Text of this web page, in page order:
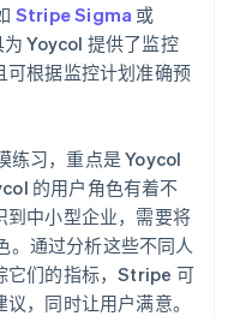
Stripe Sigma 或
Yoycol 提供了监控
可根据监控计划准确预
练习，重点是 Yoycol
的用户角色有着不
到中小型企业，需要将
。通过分析这些不同人
它们的指标，Stripe 可
，同时让用户满意。